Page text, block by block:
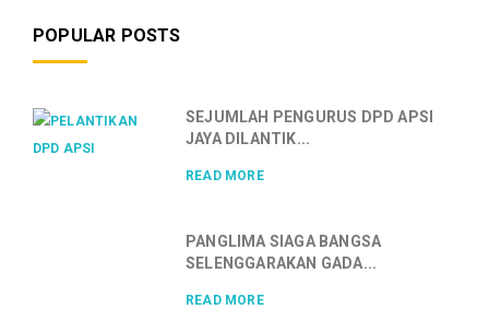
POPULAR POSTS
SEJUMLAH PENGURUS DPD APSI
JAYA DILANTIK...
READ MORE
PANGLIMA SIAGA BANGSA
SELENGGARAKAN GADA...
READ MORE